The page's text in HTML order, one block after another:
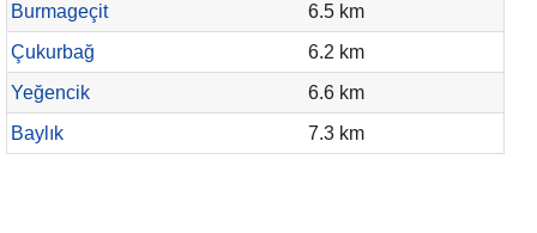
Burmageçit
6.5 km
Çukurbağ
6.2 km
Yeğencik
6.6 km
Baylık
7.3 km